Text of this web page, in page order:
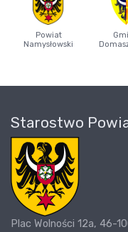
Powiat
Namysłowski
Starostwo
Plac Wolności 12a, 46-